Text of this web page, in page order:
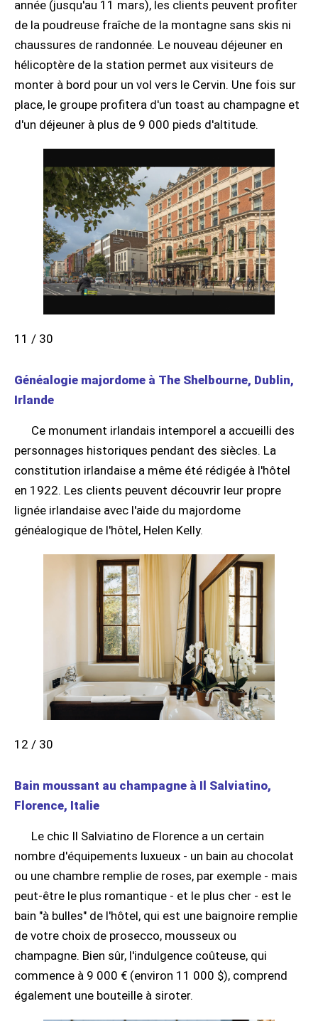
année (jusqu'au 11 mars), les clients peuvent profiter
de la poudreuse fraîche de la montagne sans skis ni
chaussures de randonnée. Le nouveau déjeuner en
hélicoptère de la station permet aux visiteurs de
monter à bord pour un vol vers le Cervin. Une fois sur
place, le groupe profitera d'un toast au champagne et
d'un déjeuner à plus de 9 000 pieds d'altitude.
11 / 30
Généalogie majordome à The Shelbourne, Dublin,
Irlande
Ce monument irlandais intemporel a accueilli des
personnages historiques pendant des siècles. La
constitution irlandaise a même été rédigée à l'hôtel
en 1922. Les clients peuvent découvrir leur propre
lignée irlandaise avec l'aide du majordome
généalogique de l'hôtel, Helen Kelly.
12 / 30
Bain moussant au champagne à Il Salviatino,
Florence, Italie
Le chic Il Salviatino de Florence a un certain
nombre d'équipements luxueux - un bain au chocolat
ou une chambre remplie de roses, par exemple - mais
peut-être le plus romantique - et le plus cher - est le
bain "à bulles" de l'hôtel, qui est une baignoire remplie
de votre choix de prosecco, mousseux ou
champagne. Bien sûr, l'indulgence coûteuse, qui
commence à 9 000 € (environ 11 000 $), comprend
également une bouteille à siroter.